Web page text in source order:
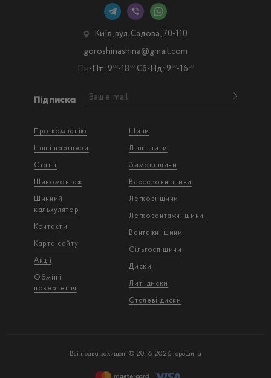
Про компанію
Наші партнери
Статті
Шиномонтаж
Шинний
калькулятор
Контакти
Карта сайту
Акції
Обмін і
повернення
Шини
Літні шини
Зимові шини
Всесезонні шини
Легкові шини
Легковантажнi шини
Вантажнi шини
Сільгосп шини
Диски
Литі диски
Сталеві диски
Підписка
Київ, вул. Садова, 70-110
Пн-Пт: 9 00-18 00 Сб-Нд: 9 00-16 00
goroshinashina@gmail.com
Всі права захищені © 2016-2026 Горошина